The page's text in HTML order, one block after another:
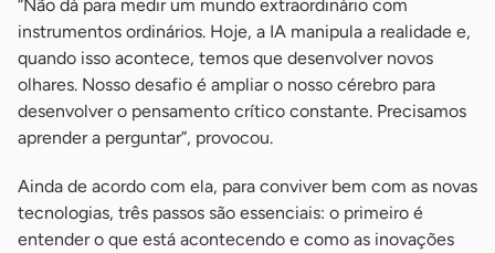
“Não dá para medir um mundo extraordinário com
instrumentos ordinários. Hoje, a IA manipula a realidade e,
quando isso acontece, temos que desenvolver novos
olhares. Nosso desafio é ampliar o nosso cérebro para
desenvolver o pensamento crítico constante. Precisamos
aprender a perguntar”, provocou.
Ainda de acordo com ela, para conviver bem com as novas
tecnologias, três passos são essenciais: o primeiro é
entender o que está acontecendo e como as inovações